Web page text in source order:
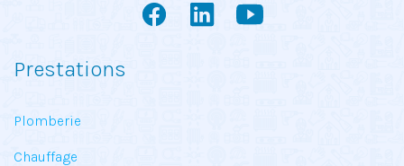
Prestations
Plomberie
Chauffage